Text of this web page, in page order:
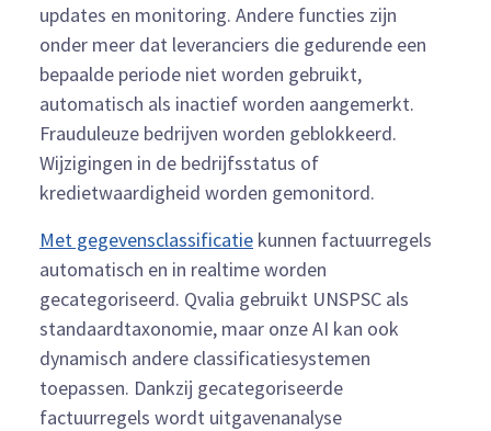
updates en monitoring. Andere functies zijn
onder meer dat leveranciers die gedurende een
bepaalde periode niet worden gebruikt,
automatisch als inactief worden aangemerkt.
Frauduleuze bedrijven worden geblokkeerd.
Wijzigingen in de bedrijfsstatus of
kredietwaardigheid worden gemonitord.
Met gegevensclassificatie kunnen factuurregels
automatisch en in realtime worden
gecategoriseerd. Qvalia gebruikt UNSPSC als
standaardtaxonomie, maar onze AI kan ook
dynamisch andere classificatiesystemen
toepassen. Dankzij gecategoriseerde
factuurregels wordt uitgavenanalyse